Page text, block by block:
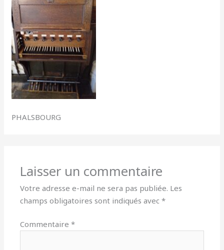
PHALSBOURG
Laisser un commentaire
Votre adresse e-mail ne sera pas publiée. Les
champs obligatoires sont indiqués avec*
Commentaire*